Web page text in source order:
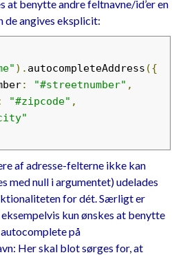
Postnummer:
</label>
type
"text"
type = "text" name
"city"
= "45"
at benytte andre feltnavne/id’er en
de angives eksplicit:
). autocompleteAddress ({
: "#streetnumber" ,
"#zipcode" ,
af adresse-felterne ikke kan
med null i argumentet) udelades
for dét. Særligt er
kun ønskes at benytte
på
Her skal blot sørges for, at